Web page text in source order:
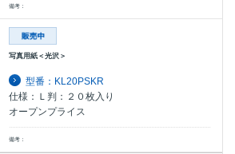
備考：
写真用紙＜光沢＞
型番：KL20PSKR
仕様：Ｌ判：２０枚入り
オープンプライス
備考：